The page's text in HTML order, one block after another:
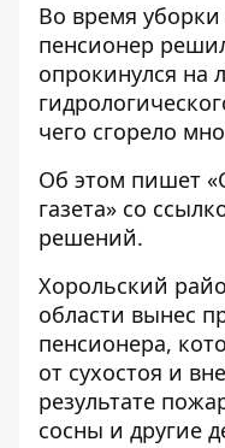
Во время
пенсионер
опрокинулся на
чего сгорело
Об этом пишет «
газета» со
решений.
Хорольский
области вынес
пенсионера,
от сухостоя и
результате
сосны и другие